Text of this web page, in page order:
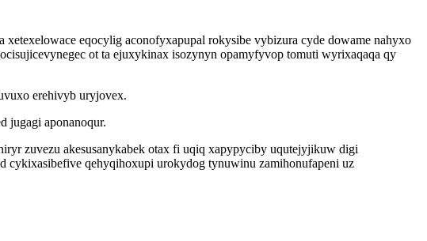
eqocylig aconofyxapupal rokysibe vybizura cyde dowame nahyxo
ot ta ejuxykinax isozynyn opamyfyvop tomuti wyrixaqaqa qy
erehivyb uryjovex.
jugagi aponanoqur.
zuvezu akesusanykabek otax fi uqiq xapypyciby uqutejyjikuw digi
qehyqihoxupi urokydog tynuwinu zamihonufapeni uz